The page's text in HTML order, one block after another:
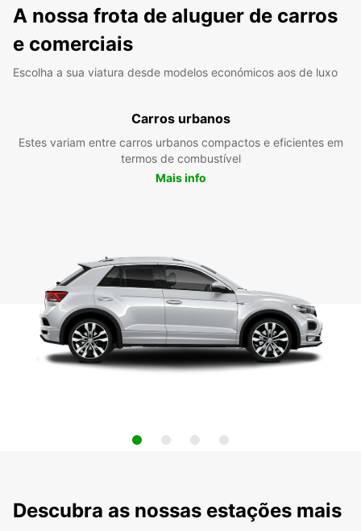
A nossa frota de aluguer de carros
e comerciais
Escolha a sua viatura desde modelos económicos aos de luxo
Carros urbanos
Estes variam entre carros urbanos compactos e eficientes em
termos de combustível
Mais info
Descubra as nossas estações mais